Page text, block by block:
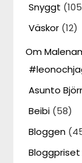
Snyggt
Väskor (12)
Om
Asunto
Beibi (58)
Bloggen
Bloggpriset